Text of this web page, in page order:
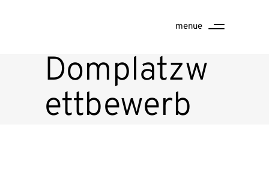
menue
Domplatzw
ettbewerb